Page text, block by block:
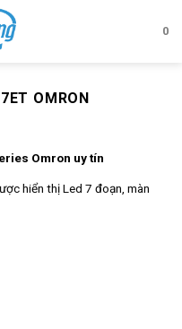
0
OMRON
Omron uy tín
hiển thị Led 7 đoạn, màn